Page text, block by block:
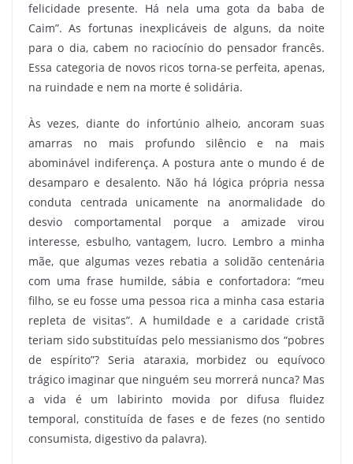
felicidade presente. Há nela uma gota da baba de
Caim”. As fortunas inexplicáveis de alguns, da noite
para o dia, cabem no raciocínio do pensador francês.
Essa categoria de novos ricos torna-se perfeita, apenas,
na ruindade e nem na morte é solidária.
Às vezes, diante do infortúnio alheio, ancoram suas
amarras no mais profundo silêncio e na mais
abominável indiferença. A postura ante o mundo é de
desamparo e desalento. Não há lógica própria nessa
conduta centrada unicamente na anormalidade do
desvio comportamental porque a amizade virou
interesse, esbulho, vantagem, lucro. Lembro a minha
mãe, que algumas vezes rebatia a solidão centenária
com uma frase humilde, sábia e confortadora: “meu
filho, se eu fosse uma pessoa rica a minha casa estaria
repleta de visitas”. A humildade e a caridade cristã
teriam sido substituídas pelo messianismo dos “pobres
de espírito”? Seria ataraxia, morbidez ou equívoco
trágico imaginar que ninguém seu morrerá nunca? Mas
a vida é um labirinto movida por difusa fluidez
temporal, constituída de fases e de fezes (no sentido
consumista, digestivo da palavra).